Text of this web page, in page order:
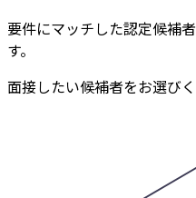
要件にマッチした認定候補
す。
面接したい候補者をお選びく